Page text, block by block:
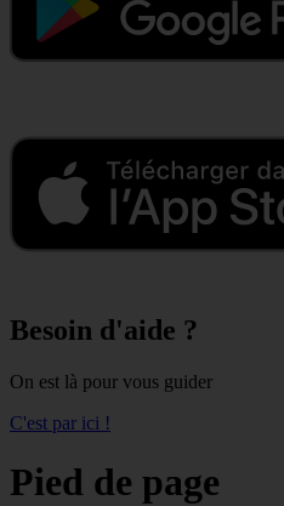
Besoin d'aide ?
On est là pour vous guider
C'est par ici !
Pied de page